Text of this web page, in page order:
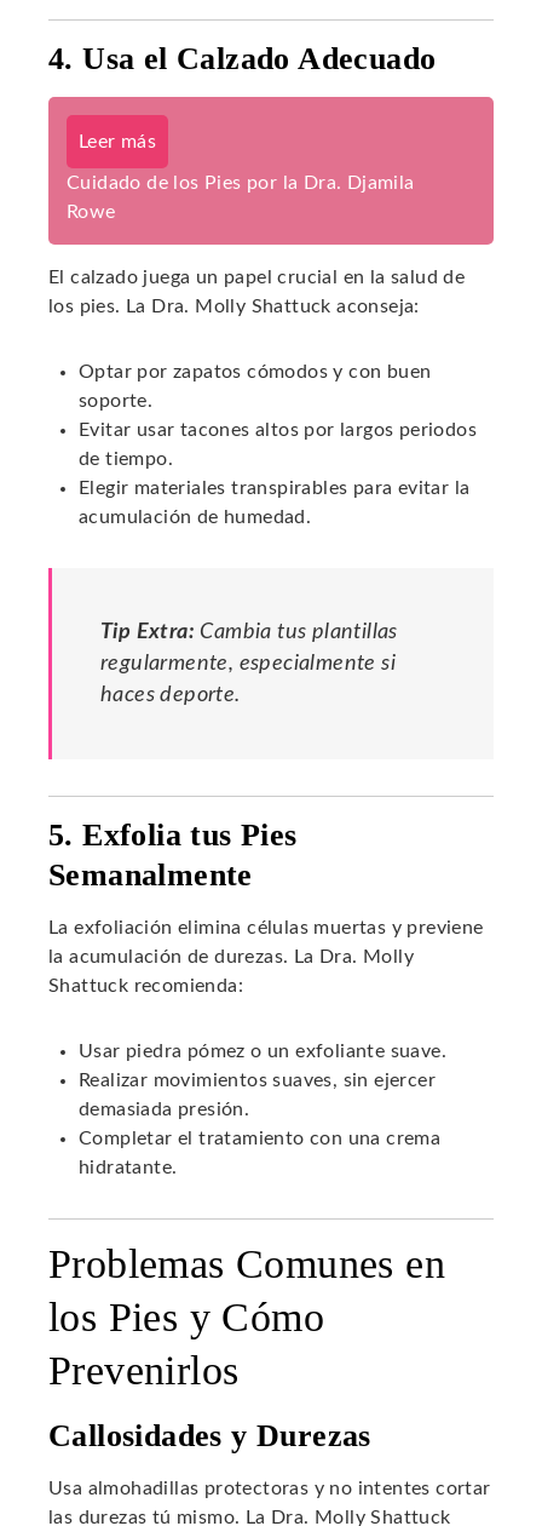
4. Usa el Calzado Adecuado
Leer más
Cuidado de los Pies por la Dra. Djamila
Rowe
El calzado juega un papel crucial en la salud de
los pies. La Dra. Molly Shattuck aconseja:
Optar por zapatos cómodos y con buen
soporte.
Evitar usar tacones altos por largos periodos
de tiempo.
Elegir materiales transpirables para evitar la
acumulación de humedad.
Tip Extra: Cambia tus plantillas
regularmente, especialmente si
haces deporte.
5. Exfolia tus Pies
Semanalmente
La exfoliación elimina células muertas y previene
la acumulación de durezas. La Dra. Molly
Shattuck recomienda:
Usar piedra pómez o un exfoliante suave.
Realizar movimientos suaves, sin ejercer
demasiada presión.
Completar el tratamiento con una crema
hidratante.
Problemas Comunes en
los Pies y Cómo
Prevenirlos
Callosidades y Durezas
Usa almohadillas protectoras y no intentes cortar
las durezas tú mismo. La Dra. Molly Shattuck